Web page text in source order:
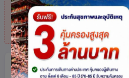
ต้องห่วง! สอบถามสิน
โทร.
ไปเกาะนามิ ถ่ายคอนเ